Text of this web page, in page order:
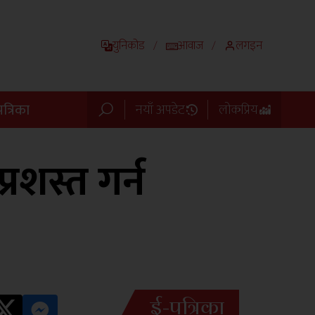
युनिकोड / आवाज / लगइन
नयाँ अपडेट लोकप्रिय
गर्न
ई-पत्रिका